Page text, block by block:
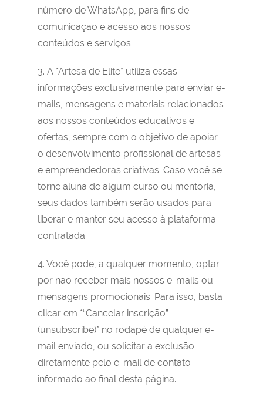
número de WhatsApp, para fins de
comunicação e acesso aos nossos
conteúdos e serviços.
3. A *Artesã de Elite* utiliza essas
informações exclusivamente para enviar e-
mails, mensagens e materiais relacionados
aos nossos conteúdos educativos e
ofertas, sempre com o objetivo de apoiar
o desenvolvimento profissional de artesãs
e empreendedoras criativas. Caso você se
torne aluna de algum curso ou mentoria,
seus dados também serão usados para
liberar e manter seu acesso à plataforma
contratada.
4. Você pode, a qualquer momento, optar
por não receber mais nossos e-mails ou
mensagens promocionais. Para isso, basta
clicar em *“Cancelar inscrição”
(unsubscribe)* no rodapé de qualquer e-
mail enviado, ou solicitar a exclusão
diretamente pelo e-mail de contato
informado ao final desta página.